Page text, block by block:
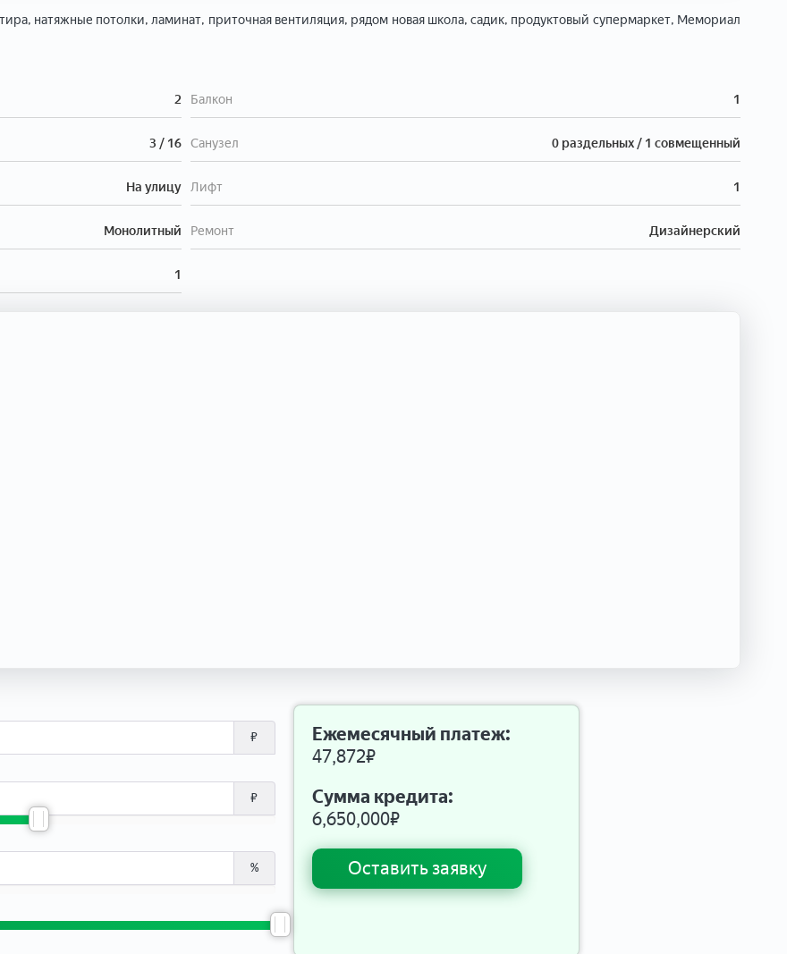
натяжные потолки, ламинат, приточная вентиляция, рядом новая школа, садик, продуктовый супермаркет, Мемориал
2 Балкон 1
3 / 16 Санузел 0 раздельных / 1 совмещенный
На улицу Лифт 1
Монолитный Ремонт Дизайнерский
1
₽
₽
%
Ежемесячный платеж:
47,872₽
Сумма кредита:
6,650,000₽
Оставить заявку